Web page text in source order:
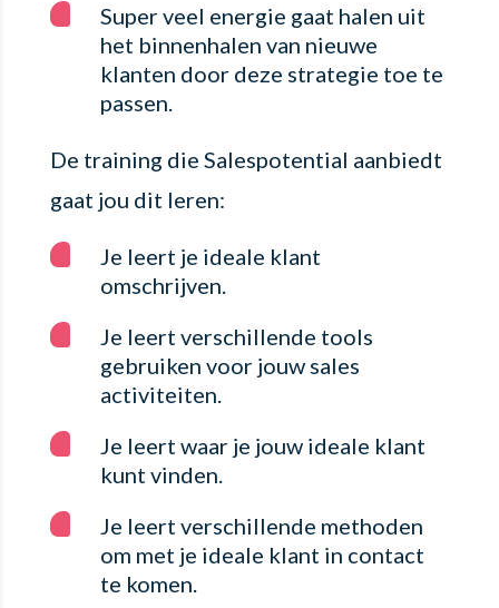
Super veel energie gaat halen uit
het binnenhalen van nieuwe
klanten door deze strategie toe te
passen.
De training die Salespotential aanbiedt
gaat jou dit leren:
Je leert je ideale klant
omschrijven.
Je leert verschillende tools
gebruiken voor jouw sales
activiteiten.
Je leert waar je jouw ideale klant
kunt vinden.
Je leert verschillende methoden
om met je ideale klant in contact
te komen.